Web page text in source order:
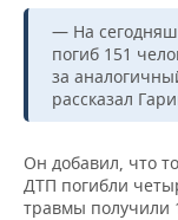
ВОЛЕЙБОЛ
КИБЕРСПОРТ
ВОДНЫЕ ВИДЫ
ИСТОРИЯ
КУЛЬТУРА
ОБРАЗОВАНИЕ
СПИСОК
СПИСОК
ПОЛНАЯ ВЕРСИЯ
— На
погиб 151
за
рассказал
Он добавил, что
ДТП погибли
травмы получили